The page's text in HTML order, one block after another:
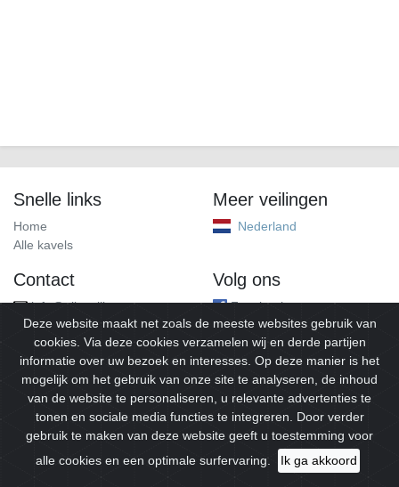
Snelle links
Home
Alle kavels
Meer veilingen
Nederland
Contact
info@alleveilingen.net
Volg ons
Facebook
© 2026Alleveilingen.Alle rechten voorbehouden.
Deze website maakt net zoals de meeste websites gebruik van
cookies. Via deze cookies verzamelen wij en derde partijen
informatie over uw bezoek en interesses. Op deze manier is het
mogelijk om het gebruik van onze site te analyseren, de inhoud
van de website te personaliseren, u relevante advertenties te
tonen en sociale media functies te integreren. Door verder
gebruik te maken van deze website geeft u toestemming voor
alle cookies en een optimale surfervaring.
Ik ga akkoord